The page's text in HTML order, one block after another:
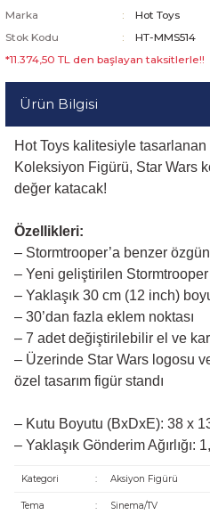
Marka
Hot Toys
Stok Kodu
HT-MMS514
*11.374,50 TL den başlayan taksitlerle!!
Ürün Bilgisi
Hot Toys kalitesiyle
Koleksiyon Figürü, Star Wars
değer katacak!
Özellikleri:
– Stormtrooper’a benzer
– Yeni geliştirilen Stormtrooper
– Yaklaşık 30 cm (12 inch)
– 30’dan fazla eklem noktası
– 7 adet değiştirilebilir el ve
– Üzerinde Star Wars logosu
özel tasarım figür standı
– Kutu Boyutu (BxDxE): 38 x
– Yaklaşık Gönderim Ağırlığı:
Kategori : Aksiyon Figürü
Tema : Sinema/TV